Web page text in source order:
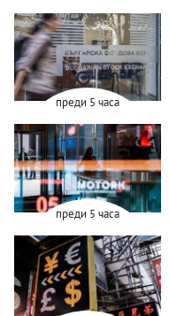
преди 5 часа
преди 5 часа